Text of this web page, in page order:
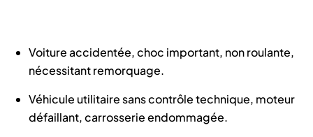
Voiture accidentée, choc important, non roulante,
nécessitant remorquage.
Véhicule utilitaire sans contrôle technique, moteur
défaillant, carrosserie endommagée.